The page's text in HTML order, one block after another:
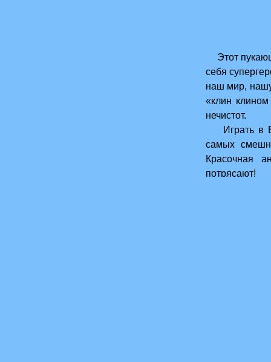
Этот
себя
наш мир, нашу
«клин
нечистот.
Играть в
самых
Красочная
потрясают!